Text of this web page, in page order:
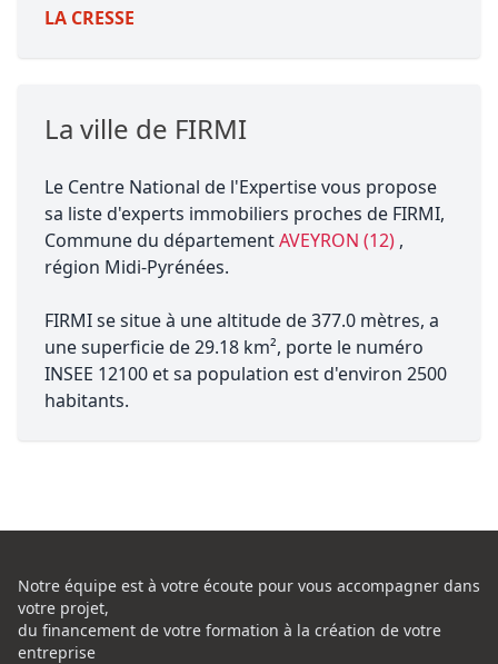
LA CRESSE
La ville de FIRMI
Le Centre National de l'Expertise vous propose
sa liste d'experts immobiliers proches de FIRMI,
Commune du départementAVEYRON (12) ,
région Midi-Pyrénées.
FIRMI se situe à une altitude de 377.0 mètres, a
une superficie de 29.18 km², porte le numéro
INSEE 12100 et sa population est d'environ 2500
habitants.
Notre équipe est à votre écoute pour vous accompagner dans
votre projet,
du financement de votre formation à la création de votre
entreprise